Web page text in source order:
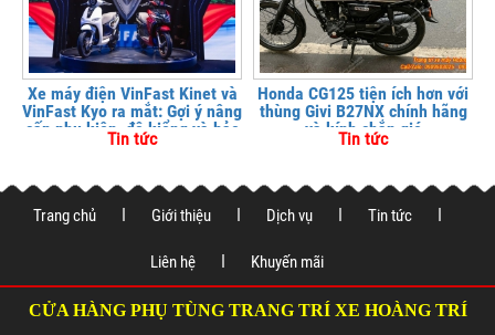
Xe máy điện VinFast Kinet và
VinFast Kyo ra mắt: Gợi ý nâng
cấp phụ kiện, độ kiểng và bảo
vệ xe tại
Tin tức
Honda CG125 tiện ích hơn với
thùng Givi B27NX chính hãng
và kính chắn gió
Tin tức
Trang chủ Giới thiệu Dịch vụ Tin tức
Liên hệ Khuyến mãi
CỬA HÀNG PHỤ TÙNG TRANG TRÍ XE HOÀNG TRÍ